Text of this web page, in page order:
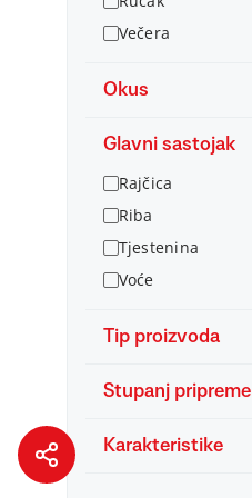
Večera
Okus
Glavni sastojak
Rajčica
Riba
Tjestenina
Voće
Tip proizvoda
Stupanj pripreme
Karakteristike